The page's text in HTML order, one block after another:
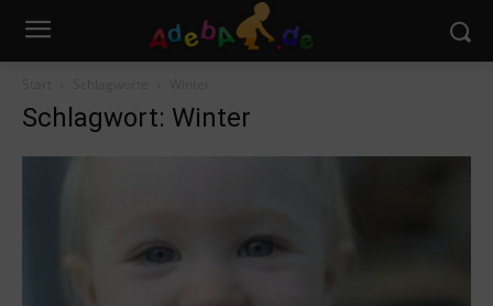
Schlagwort: Winter